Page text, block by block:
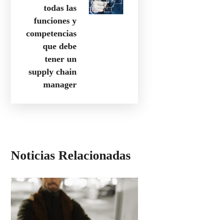
todas las
funciones y
competencias
que debe
tener un
supply chain
manager
Noticias Relacionadas